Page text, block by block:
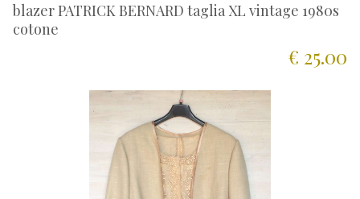
blazer PATRICK BERNARD taglia XL vintage 1980s
cotone
€ 25.00